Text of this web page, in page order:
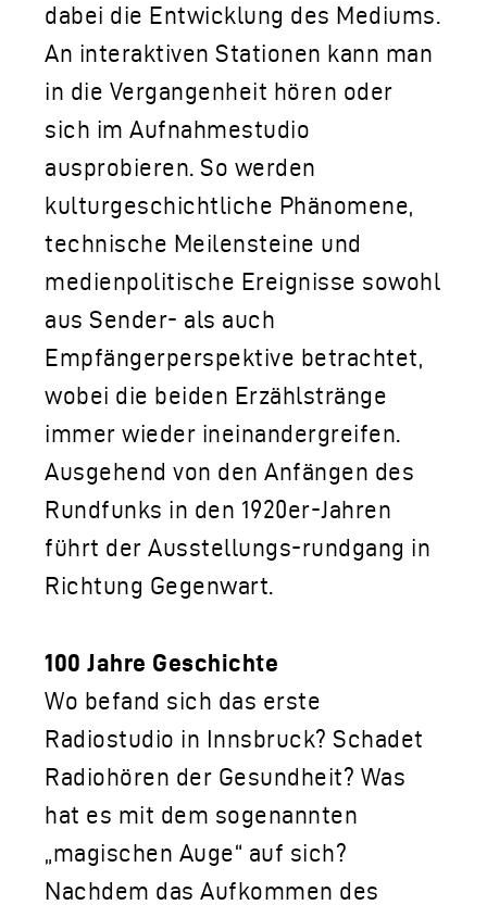
dabei die Entwicklung des Mediums.
An interaktiven Stationen kann man
in die Vergangenheit hören oder
sich im Aufnahmestudio
ausprobieren. So werden
kulturgeschichtliche Phänomene,
technische Meilensteine und
medienpolitische Ereignisse sowohl
aus Sender- als auch
Empfängerperspektive betrachtet,
wobei die beiden Erzählstränge
immer wieder ineinandergreifen.
Ausgehend von den Anfängen des
Rundfunks in den 1920er-Jahren
führt der Ausstellungs-rundgang in
Richtung Gegenwart.
100 Jahre Geschichte
Wo befand sich das erste
Radiostudio in Innsbruck? Schadet
Radiohören der Gesundheit? Was
hat es mit dem sogenannten
„magischen Auge“ auf sich?
Nachdem das Aufkommen des